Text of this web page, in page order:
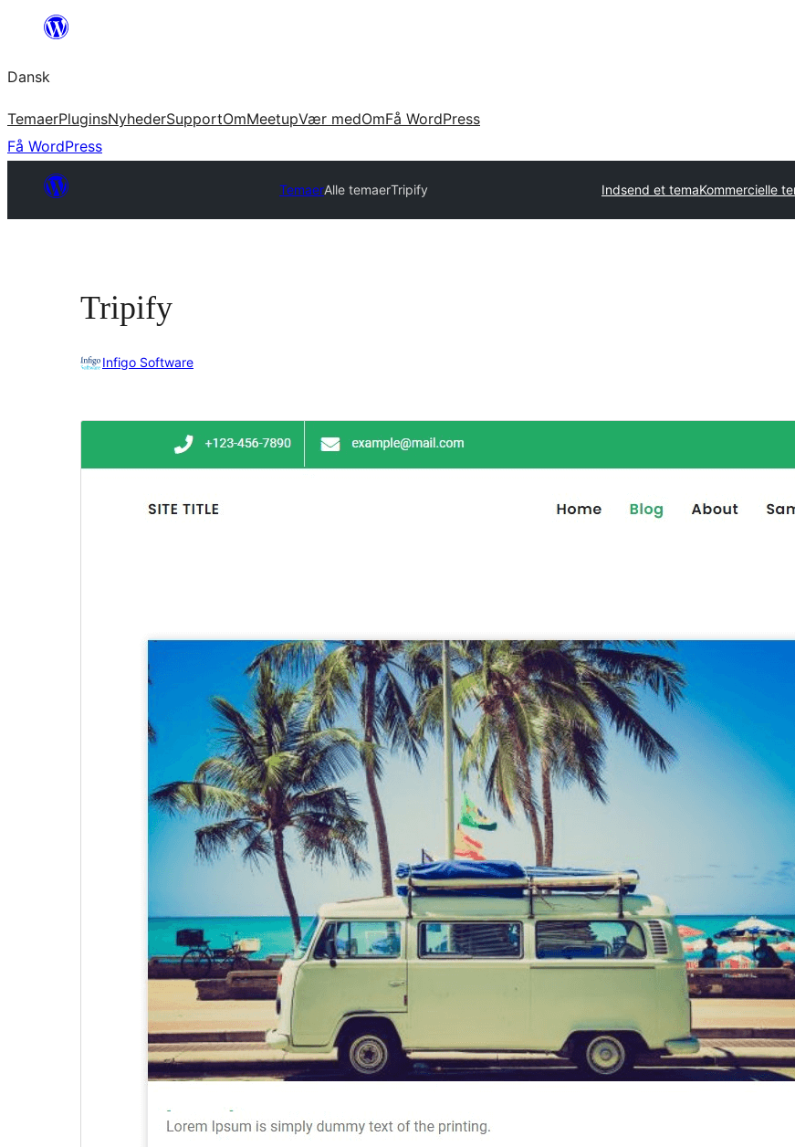
Spring
indhold
Dansk
TemaerPluginsNyhederSupportOmMeetupVær medOmFå WordPress
Få WordPress
TemaerAlle temaerTripify Indsend et temaKommercielle
Tripify
Infigo Software